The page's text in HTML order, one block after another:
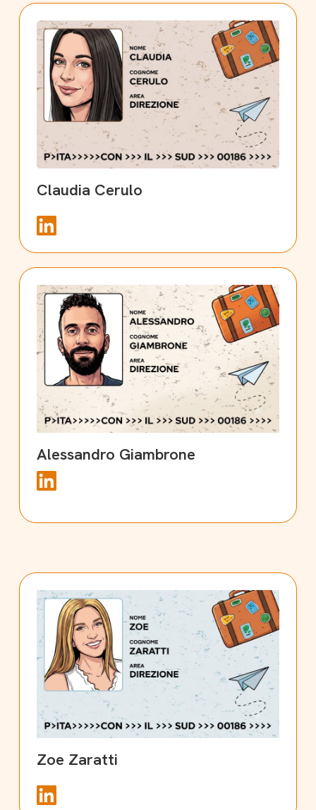
Claudia Cerulo
Alessandro Giambrone
Zoe Zaratti